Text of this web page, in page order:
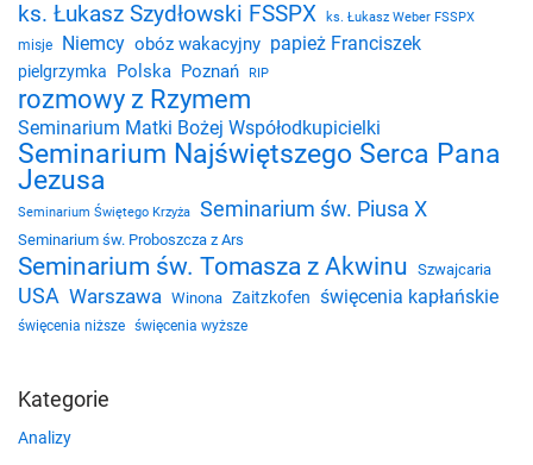
ks. Łukasz Szydłowski FSSPX ks. Łukasz Weber FSSPX
misje Niemcy obóz wakacyjny papież Franciszek
pielgrzymka Polska Poznań RIP
rozmowy z Rzymem
Seminarium Matki Bożej Współodkupicielki
Seminarium Najświętszego Serca Pana
Jezusa
Seminarium Świętego Krzyża Seminarium św. Piusa X
Seminarium św. Proboszcza z Ars
Seminarium św. Tomasza z Akwinu Szwajcaria
USA Warszawa Winona Zaitzkofen święcenia kapłańskie
święcenia niższe święcenia wyższe
Kategorie
Analizy